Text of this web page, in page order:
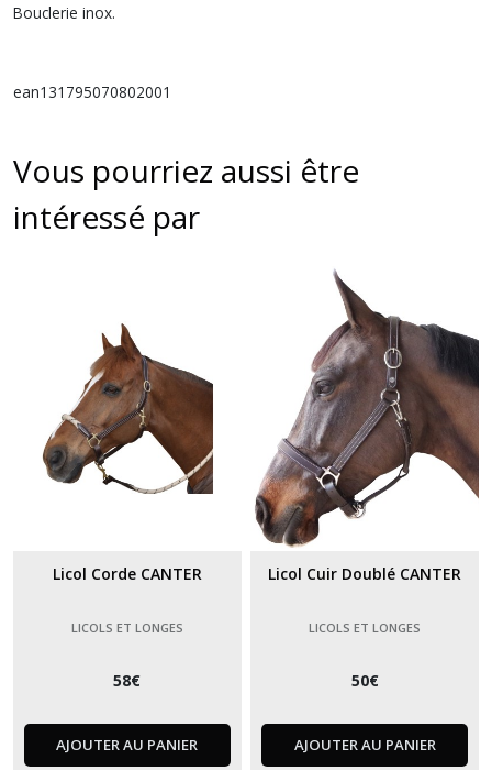
Bouclerie inox.
ean131795070802001
Vous pourriez aussi être
intéressé par
Licol Corde CANTER
LICOLS ET LONGES
58€
AJOUTER AU PANIER
Licol Cuir Doublé CANTER
LICOLS ET LONGES
50€
AJOUTER AU PANIER